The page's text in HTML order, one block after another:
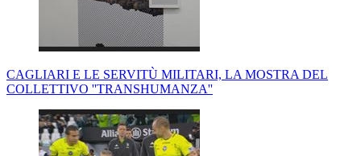
CAGLIARI E LE SERVITÙ MILITARI, LA MOSTRA DEL
COLLETTIVO ''TRANSHUMANZA''